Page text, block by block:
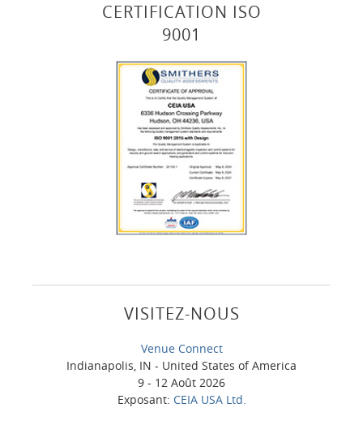
CERTIFICATION ISO
9001
VISITEZ-NOUS
Venue Connect
Indianapolis, IN - United States of America
9 - 12 Août 2026
Exposant: CEIA USA Ltd.